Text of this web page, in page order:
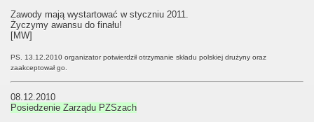
Zawody mają wystartować w styczniu 2011.
Życzymy awansu do finału!
[MW]
PS. 13.12.2010 organizator potwierdził otrzymanie składu polskiej drużyny oraz
zaakceptował go.
08.12.2010
Posiedzenie Zarządu PZSzach